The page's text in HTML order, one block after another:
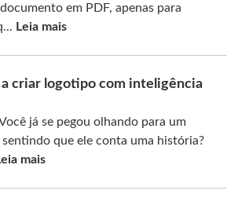
em PDF, apenas para
Leia mais
criar logotipo com inteligência
já se pegou olhando para um
sentindo que ele conta uma história?
mais